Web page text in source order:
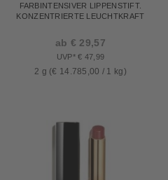
FARBINTENSIVER LIPPENSTIFT.
KONZENTRIERTE LEUCHTKRAFT
UVP* € 47,99
ab € 29,57
2 g (€ 14.785,00 / 1 kg)